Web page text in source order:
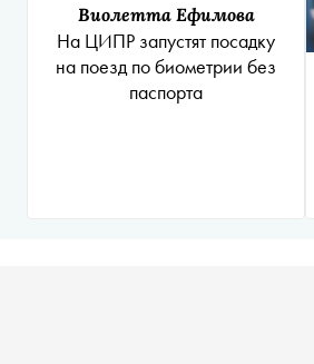
Виолетта Ефимова
На ЦИПР запустят посадку
на поезд по биометрии без
паспорта